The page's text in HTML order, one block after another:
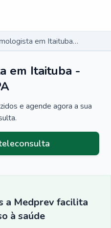
Pneumologista em Itaituba - PA
em Itaituba -
e agende agora a sua
a Medprev facilita
à saúde